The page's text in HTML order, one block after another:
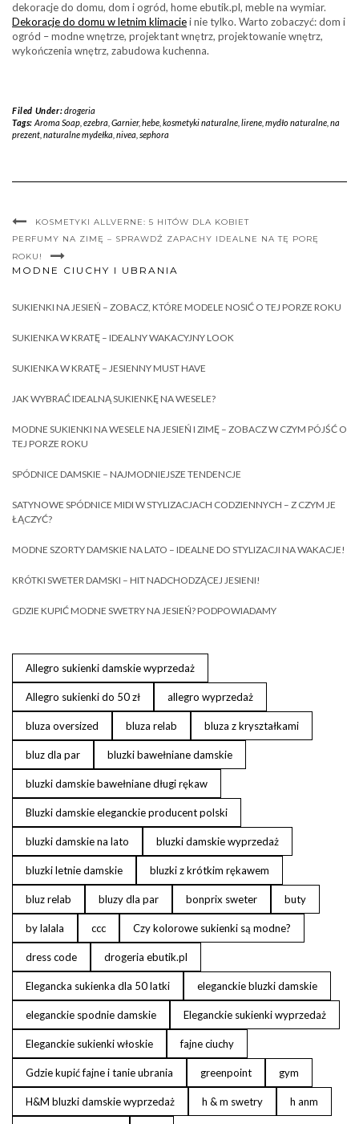
dekoracje do domu, dom i ogród, home ebutik.pl, meble na wymiar.
Dekoracje do domu w letnim klimaciei nie tylko. Warto zobaczyć: dom i
ogród – modne wnętrze, projektant wnętrz, projektowanie wnętrz,
wykończenia wnętrz, zabudowa kuchenna.
Filed Under:drogeria
Tags: Aroma Soap, ezebra Garnier, hebe, kosmetyki naturalne, lirene, mydło naturalne, na
prezent naturalne mydełka nivea sephora
KOSMETYKI ALLVERNE: 5 HITÓW DLA KOBIET
PERFUMY NA ZIMĘ – SPRAWDŹ ZAPACHY IDEALNE NA TĘ PORĘ
ROKU!
MODNE CIUCHY I UBRANIA
SUKIENKI NA JESIEŃ – ZOBACZ, KTÓRE MODELE NOSIĆ O TEJ PORZE ROKU
SUKIENKA W KRATĘ – IDEALNY WAKACYJNY LOOK
SUKIENKA W KRATĘ – JESIENNY MUST HAVE
JAK WYBRAĆ IDEALNĄ SUKIENKĘ NA WESELE?
MODNE SUKIENKI NA WESELE NA JESIEŃ I ZIMĘ – ZOBACZ W CZYM PÓJŚĆ O
TEJ PORZE ROKU
SPÓDNICE DAMSKIE – NAJMODNIEJSZE TENDENCJE
SATYNOWE SPÓDNICE MIDI W STYLIZACJACH CODZIENNYCH – Z CZYM JE
ŁĄCZYĆ?
MODNE SZORTY DAMSKIE NA LATO – IDEALNE DO STYLIZACJI NA WAKACJE!
KRÓTKI SWETER DAMSKI – HIT NADCHODZĄCEJ JESIENI!
GDZIE KUPIĆ MODNE SWETRY NA JESIEŃ? PODPOWIADAMY
Allegro sukienki damskie wyprzedaż
Allegro sukienki do 50 zł allegro wyprzedaż
bluza oversized bluza relab bluza z kryształkami
bluz dla par bluzki bawełniane damskie
bluzki damskie bawełniane długi rękaw
Bluzki damskie eleganckie producent polski
bluzki damskie na lato bluzki damskie wyprzedaż
bluzki letnie damskie bluzki z krótkim rękawem
bluz relab bluzy dla par bonprix sweter buty
by lalala ccc Czy kolorowe sukienki są modne?
dress code drogeria ebutik.pl
Elegancka sukienka dla 50 latki eleganckie bluzki damskie
eleganckie spodnie damskie Eleganckie sukienki wyprzedaż
Eleganckie sukienki włoskie fajne ciuchy
Gdzie kupić fajne i tanie ubrania greenpoint gym
H&M bluzki damskie wyprzedaż h & m swetry h anm